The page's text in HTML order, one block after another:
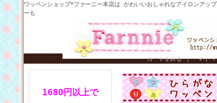
ワッペンショップ*ファーニー本店は かわいいおしゃれなアイロンアッ
ーも
カートをみる｜ マイペ
1680円以上で